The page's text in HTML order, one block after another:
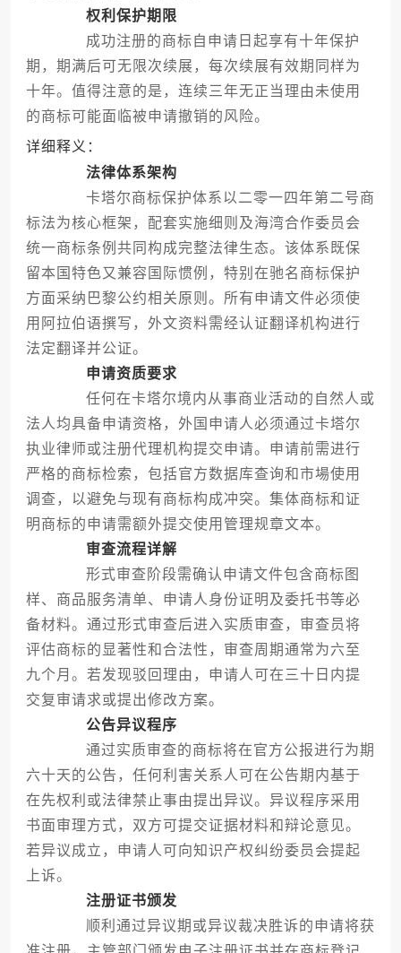
权利保护期限
成功注册的商标自申请日起享有十年保护
期，期满后可无限次续展，每次续展有效期同样为
十年。值得注意的是，连续三年无正当理由未使用
的商标可能面临被申请撤销的风险。
详细释义：
法律体系架构
卡塔尔商标保护体系以二零一四年第二号商
标法为核心框架，配套实施细则及海湾合作委员会
统一商标条例共同构成完整法律生态。该体系既保
留本国特色又兼容国际惯例，特别在驰名商标保护
方面采纳巴黎公约相关原则。所有申请文件必须使
用阿拉伯语撰写，外文资料需经认证翻译机构进行
法定翻译并公证。
申请资质要求
任何在卡塔尔境内从事商业活动的自然人或
法人均具备申请资格，外国申请人必须通过卡塔尔
执业律师或注册代理机构提交申请。申请前需进行
严格的商标检索，包括官方数据库查询和市場使用
调查，以避免与现有商标构成冲突。集体商标和证
明商标的申请需额外提交使用管理规章文本。
审查流程详解
形式审查阶段需确认申请文件包含商标图
样、商品服务清单、申请人身份证明及委托书等必
备材料。通过形式审查后进入实质审查，审查员将
评估商标的显著性和合法性，审查周期通常为六至
九个月。若发现驳回理由，申请人可在三十日内提
交复审请求或提出修改方案。
公告异议程序
通过实质审查的商标将在官方公报进行为期
六十天的公告，任何利害关系人可在公告期内基于
在先权利或法律禁止事由提出异议。异议程序采用
书面审理方式，双方可提交证据材料和辩论意见。
若异议成立，申请人可向知识产权纠纷委员会提起
上诉。
注册证书颁发
顺利通过异议期或异议裁决胜诉的申请将获